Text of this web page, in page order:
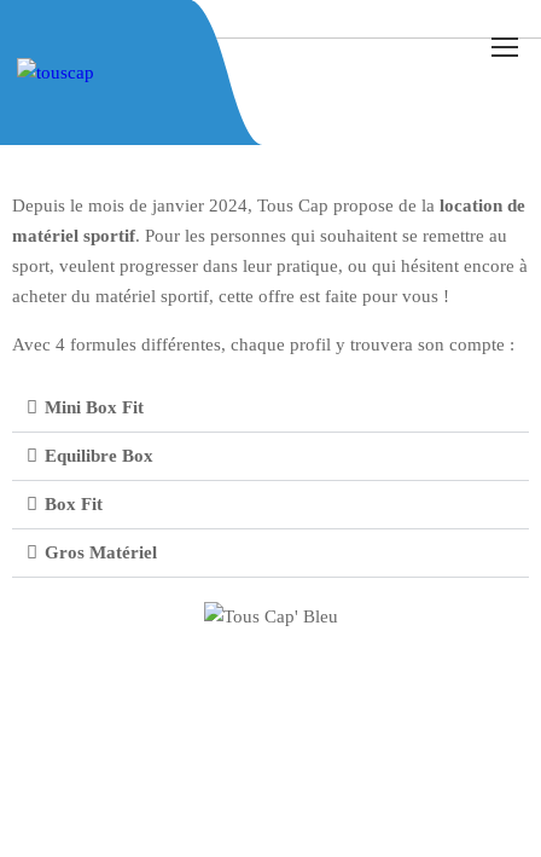
LOCATION DE MATÉRIEL
Depuis le mois de janvier 2024, Tous Cap propose de la location de
matériel sportif. Pour les personnes qui souhaitent se remettre au
sport, veulent progresser dans leur pratique, ou qui hésitent encore à
acheter du matériel sportif, cette offre est faite pour vous !
Avec 4 formules différentes, chaque profil y trouvera son compte :
Mini Box Fit
Equilibre Box
Box Fit
Gros Matériel